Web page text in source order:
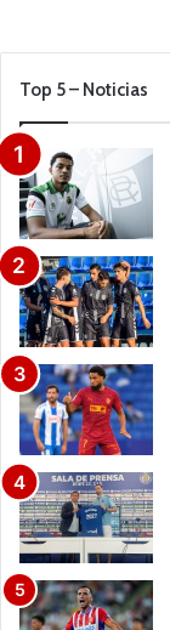
Top 5 – Noticias